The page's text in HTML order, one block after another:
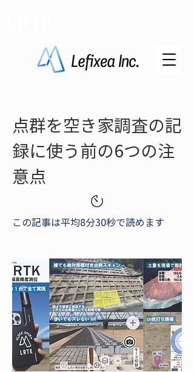
点群を空き家調査の記
録に使う前の6つの注
意点
この記事は平均8分30秒で読めます